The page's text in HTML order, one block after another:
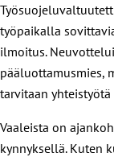
työpaikalla
ilmoitus.
pääluottamusmies,
tarvitaan
Vaaleista on
kynnyksellä. Kuten